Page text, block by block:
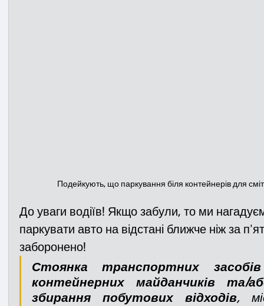
Подейкують, що паркування біля контейнерів для
До уваги водіїв! Якщо забули, то ми
паркувати авто на відстані ближче ніж за
заборонено!
Стоянка транспортних
контейнерних майданчиків та/
збирання побутових відходів,